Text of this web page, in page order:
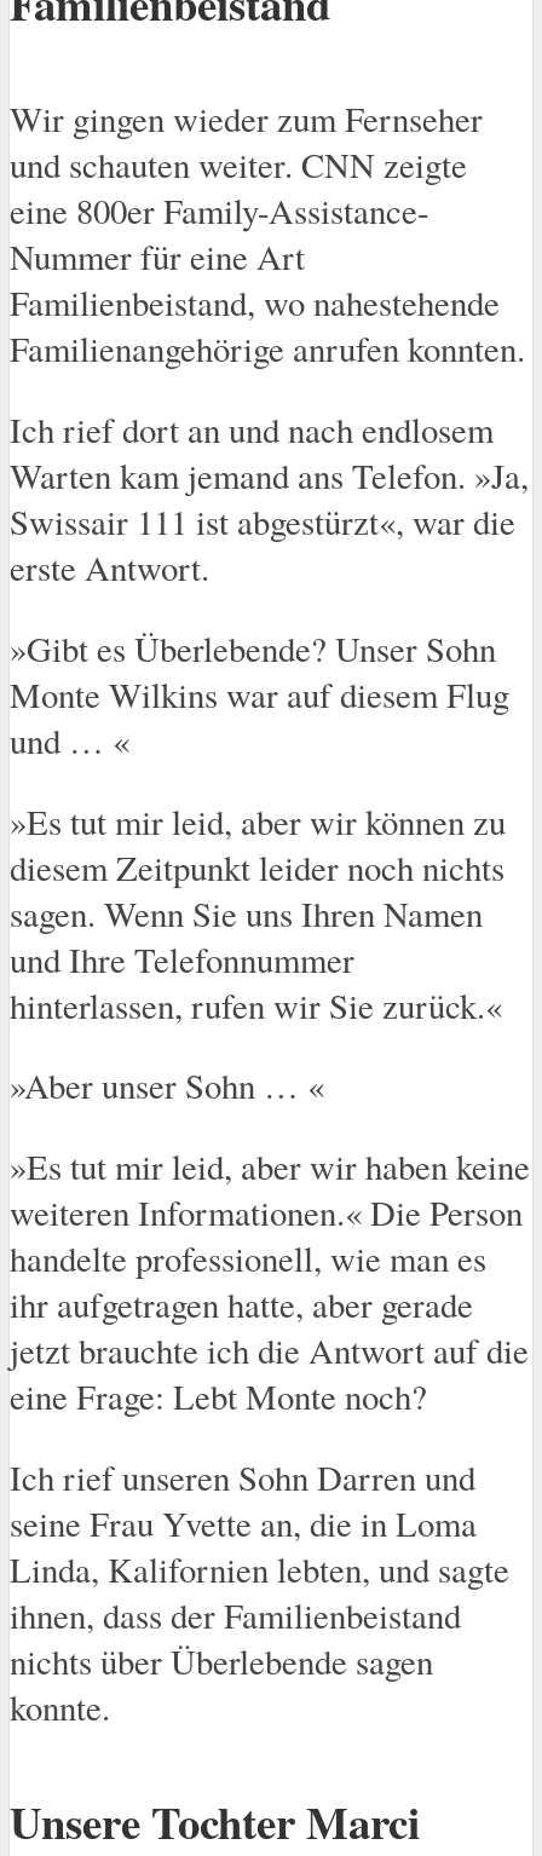
Wir gingen wieder zum Fernseher
und schauten weiter. CNN zeigte
eine 800er Family-Assistance-
Nummer für eine Art
Familienbeistand, wo nahestehende
Familienangehörige anrufen konnten.
Ich rief dort an und nach endlosem
Warten kam jemand ans Telefon. »Ja,
Swissair 111 ist abgestürzt«, war die
erste Antwort.
»Gibt es Überlebende? Unser Sohn
Monte Wilkins war auf diesem Flug
und … «
»Es tut mir leid, aber wir können zu
diesem Zeitpunkt leider noch nichts
sagen. Wenn Sie uns Ihren Namen
und Ihre Telefonnummer
hinterlassen, rufen wir Sie zurück.«
»Aber unser Sohn … «
»Es tut mir leid, aber wir haben keine
weiteren Informationen.« Die Person
handelte professionell, wie man es
ihr aufgetragen hatte, aber gerade
jetzt brauchte ich die Antwort auf die
eine Frage: Lebt Monte noch?
Ich rief unseren Sohn Darren und
seine Frau Yvette an, die in Loma
Linda, Kalifornien lebten, und sagte
ihnen, dass der Familienbeistand
nichts über Überlebende sagen
konnte.
Unsere Tochter Marci